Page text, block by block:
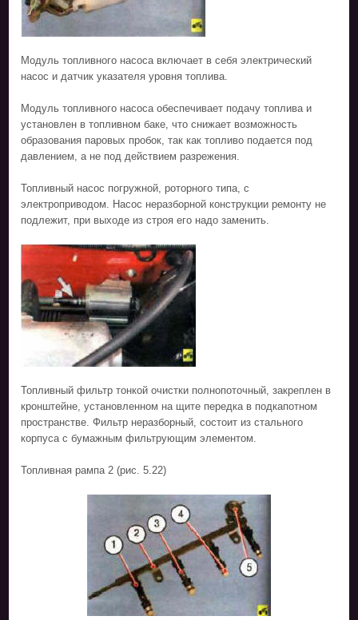
Модуль топливного насоса включает в себя электрический
насос и датчик указателя уровня топлива.
Модуль топливного насоса обеспечивает подачу топлива и
установлен в топливном баке, что снижает возможность
образования паровых пробок, так как топливо подается под
давлением, а не под действием разрежения.
Топливный насос погружной, роторного типа, с
электроприводом. Насос неразборной конструкции ремонту не
подлежит, при выходе из строя его надо заменить.
Топливный фильтр тонкой очистки полнопоточный, закреплен в
кронштейне, установленном на щите передка в подкапотном
пространстве. Фильтр неразборный, состоит из стального
корпуса с бумажным фильтрующим элементом.
Топливная рампа 2 (рис. 5.22)